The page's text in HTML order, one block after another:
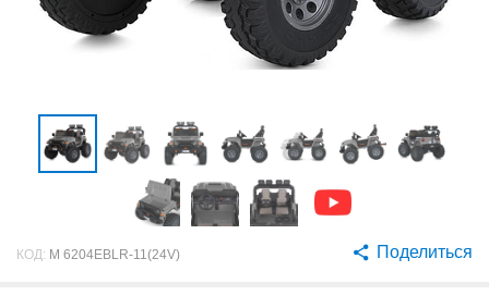
КОД: M 6204EBLR-11(24V) Поделиться